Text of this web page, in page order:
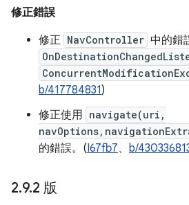
修正錯誤
修正 NavController 中的錯
b/417784831)
修正使用 navigate(uri,
的錯誤。(I67fb7、 b/
2.9.2 版